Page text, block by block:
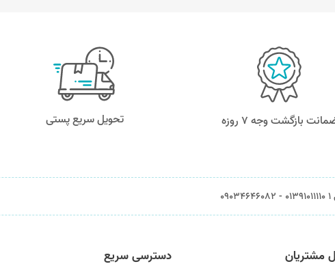
بازگشت وجه ۷ روزه تحویل سریع پستی
مشتریان دسترسی سریع